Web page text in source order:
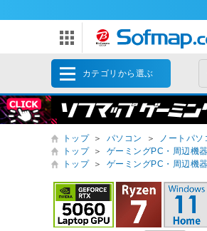
カテゴリから選ぶ
トップ ＞ パソコン ＞ ノートパソ
トップ
＞ ゲーミングPC・周辺機器
トップ
＞ ゲーミングPC・周辺機器